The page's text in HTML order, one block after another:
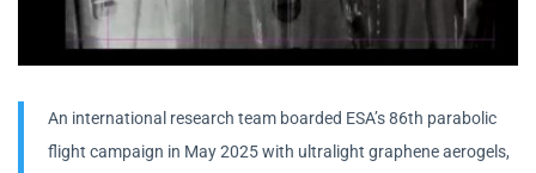
An international research team boarded ESA’s 86th parabolic
flight campaign in May 2025 with ultralight graphene aerogels,